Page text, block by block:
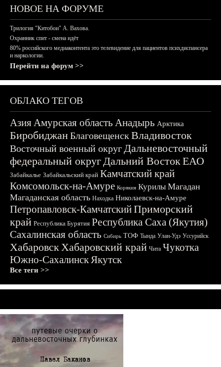
НОВОЕ НА ФОРУМЕ
Трилогия "Китобои" А. Вахова.
Охранник спит - смена идёт
80% российского медиаконтента это телевидение для пациентов психдиспансера
и наркологии.
Перейти на форум >>
ОБЛАКО ТЕГОВ
АзияАмурская область Анадырь Арктика
БиробиджанБлаговещенскВладивосток
Восточный военный округДальневосточный
федеральный округДальний ВостокЕАО
Забайкалье Забайкальский край Камчатский край
Комсомольск-на-Амуре Корякия Курилы Магадан
Магаданская область Находка Николаевск-на-Амуре
Петропавловск-КамчатскийПриморский
край Республика Бурятия Республика Саха (Якутия)
Сахалинская область Сибирь ТОФ Тында Улан-Удэ Уссурийск
ХабаровскХабаровский край Чита Чукотка
Южно-СахалинскЯкутск
Все теги >>